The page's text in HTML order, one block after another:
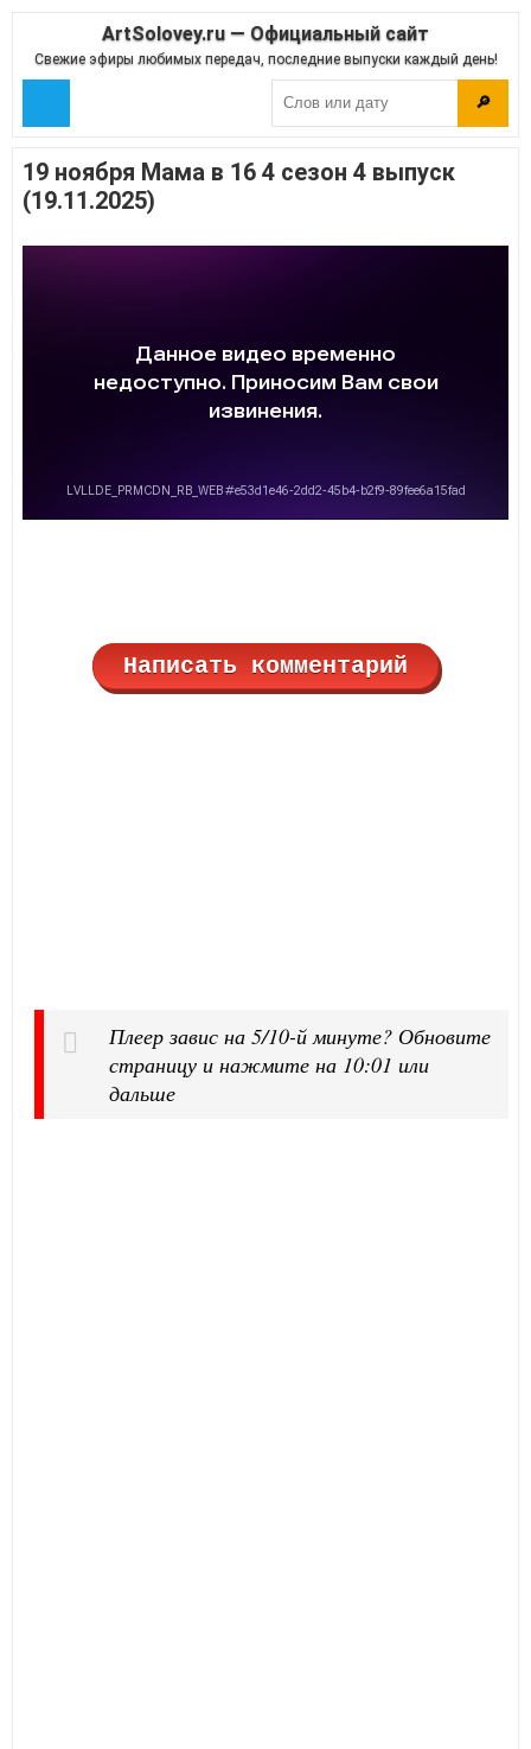
ArtSolovey.ru — Официальный сайт
Свежие эфиры любимых передач, последние выпуски каждый день!
🔎
19 ноября Мама в 16 4 сезон 4 выпуск
(19.11.2025)
Написать комментарий
Плеер завис на 5/10-й минуте? Обновите
страницу и нажмите на 10:01 или
дальше